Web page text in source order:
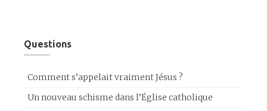
Questions
Comment s’appelait vraiment Jésus ?
Un nouveau schisme dans l’Église catholique